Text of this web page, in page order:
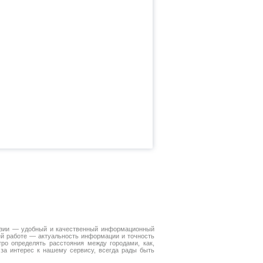
— удобный и качественный информационный
работе — актуальность информации и точность
определять расстояния между городами, как,
интерес к нашему сервису, всегда рады быть